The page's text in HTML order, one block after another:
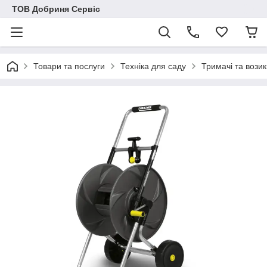
ТОВ Добриня Сервіс
Товари та послуги Техніка для саду Тримачі та